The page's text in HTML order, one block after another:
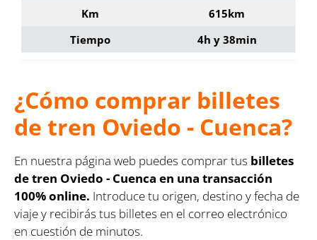
Km
615km
Tiempo
4h y 38min
¿Cómo comprar billetes
de tren Oviedo - Cuenca?
En nuestra página web puedes comprar tus billetes
de tren Oviedo - Cuenca en una transacción
100% online. Introduce tu origen, destino y fecha de
viaje y recibirás tus billetes en el correo electrónico
en cuestión de minutos.